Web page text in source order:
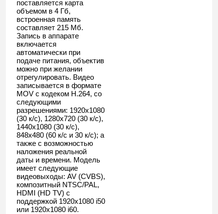
поставляется карта
объемом в 4 Гб,
встроенная память
составляет 215 Мб.
Запись в аппарате
включается
автоматически при
подаче питания, объектив
можно при желании
отрегулировать. Видео
записывается в формате
MOV с кодеком H.264, со
следующими
разрешениями: 1920x1080
(30 к/с), 1280x720 (30 к/с),
1440x1080 (30 к/с),
848x480 (60 к/с и 30 к/с); а
также с возможностью
наложения реальной
даты и времени. Модель
имеет следующие
видеовыходы: AV (CVBS),
композитный NTSC/PAL,
HDMI (HD TV) с
поддержкой 1920х1080 i50
или 1920х1080 i60.